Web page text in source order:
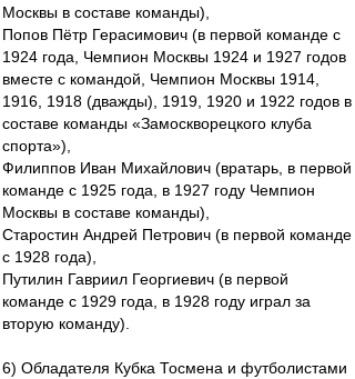
Москвы в составе команды),
Попов Пётр Герасимович (в первой команде с
1924 года, Чемпион Москвы 1924 и 1927 годов
вместе с командой, Чемпион Москвы 1914,
1916, 1918 (дважды), 1919, 1920 и 1922 годов в
составе команды «Замоскворецкого клуба
спорта»),
Филиппов Иван Михайлович (вратарь, в первой
команде с 1925 года, в 1927 году Чемпион
Москвы в составе команды),
Старостин Андрей Петрович (в первой команде
с 1928 года),
Путилин Гавриил Георгиевич (в первой
команде с 1929 года, в 1928 году играл за
вторую команду).
6) Обладателя Кубка Тосмена и футболистами